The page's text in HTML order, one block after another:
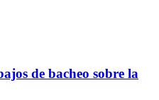
de bacheo sobre la